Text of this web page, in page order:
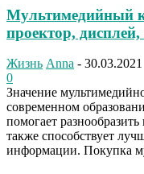
Мультимедийный
проектор,
Жизнь Anna - 30.03.2021
0
Значение
современном
помогает
также способствует
информации. Покупка